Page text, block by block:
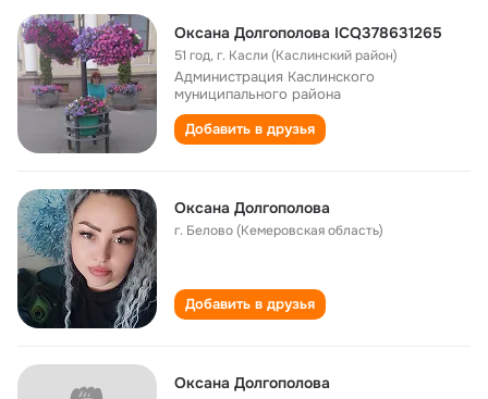
Оксана Долгополова ICQ378631265
51 год,г. Касли (Каслинский район)
Администрация Каслинского
муниципального района
Добавить в друзья
Оксана Долгополова
г. Белово (Кемеровская область)
Добавить в друзья
Оксана Долгополова